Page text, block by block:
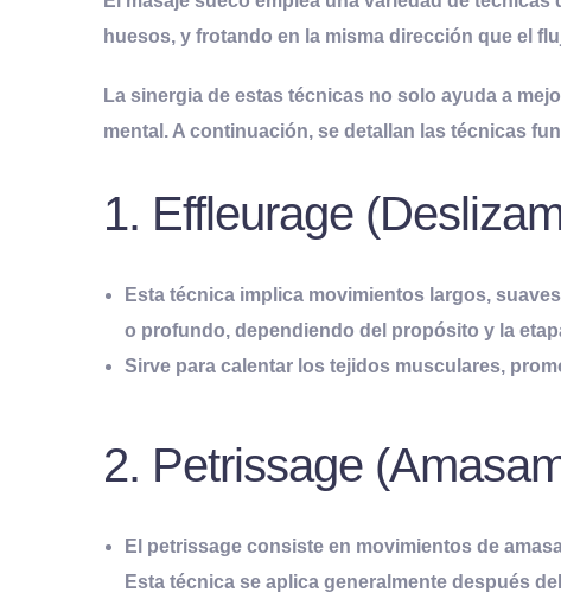
huesos, y frotando en la misma dirección que el
La sinergia de estas técnicas no solo ayuda a
mental. A continuación, se detallan las técnicas
1. Effleurage
Esta técnica implica movimientos largos,
o profundo, dependiendo del propósito y la
Sirve para calentar los tejidos musculares,
2. Petrissage
El petrissage consiste en movimientos de
Esta técnica se aplica generalmente después